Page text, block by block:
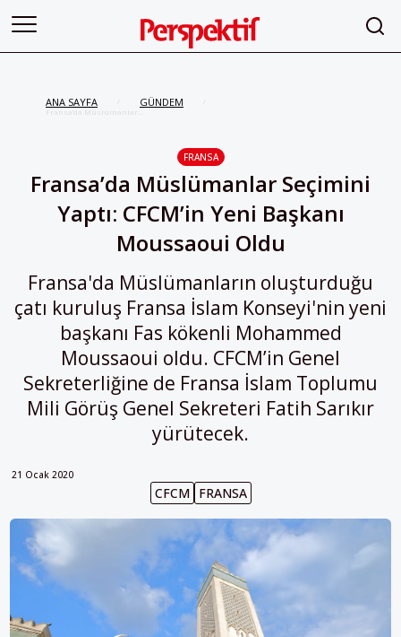
ANA SAYFA GÜNDEM
Fransa’da Müslümanlar
FRANSA
Fransa’da Müslümanlar Seçimini
Yaptı: CFCM’in Yeni Başkanı
Moussaoui Oldu
Fransa'da Müslümanların oluşturduğu
çatı kuruluş Fransa İslam Konseyi'nin yeni
başkanı Fas kökenli Mohammed
Moussaoui oldu. CFCM’in Genel
Sekreterliğine de Fransa İslam Toplumu
Mili Görüş Genel Sekreteri Fatih Sarıkır
yürütecek.
21 Ocak 2020
CFCM FRANSA